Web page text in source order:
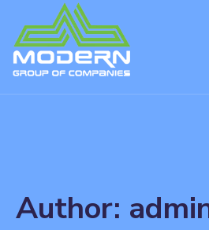
Author: